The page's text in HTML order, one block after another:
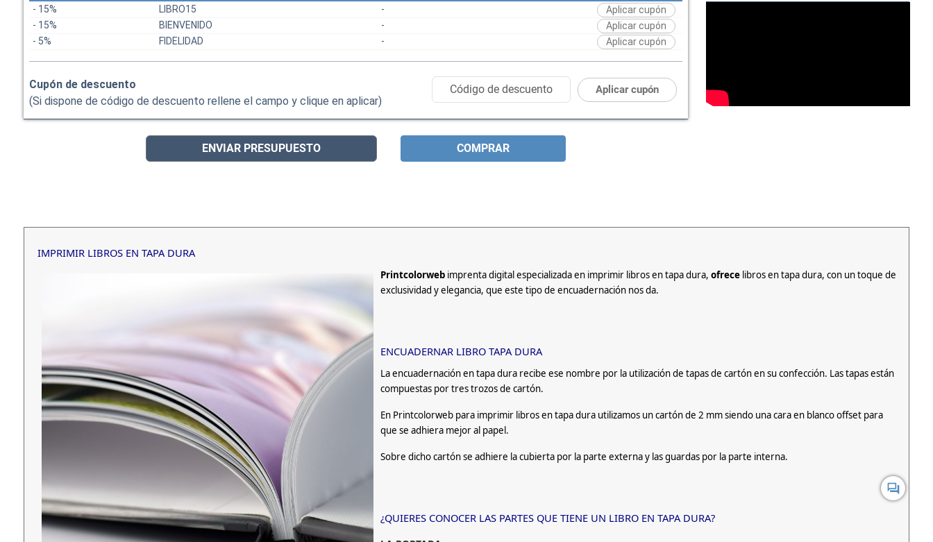
- 15%
LIBRO15 -
Aplicar cupón
- 15%
BIENVENIDO -
Aplicar cupón
- 5%
FIDELIDAD - Aplicar cupón
Cupón de descuento
(Si dispone de código de descuento rellene el campo y clique en aplicar)
Aplicar cupón
ENVIAR PRESUPUESTO COMPRAR
IMPRIMIR LIBROS EN TAPA DURA
Printcolorwebimprenta digital especializada en imprimir libros en tapa dura, ofrecelibros en tapa dura, con un toque de
exclusividad y elegancia, que este tipo de encuadernación nos da.
ENCUADERNAR LIBRO TAPA DURA
La encuadernación en tapa dura recibe ese nombre por la utilización de tapas de cartón en su confección. Las tapas están
compuestas por tres trozos de cartón.
En Printcolorweb para imprimir libros en tapa dura utilizamos un cartón de 2 mm siendo una cara en blanco offset para
que se adhiera mejor al papel.
Sobre dicho cartón se adhiere la cubierta por la parte externa y las guardas por la parte interna.
¿QUIERES CONOCER LAS PARTES QUE TIENE UN LIBRO EN TAPA DURA?
forum